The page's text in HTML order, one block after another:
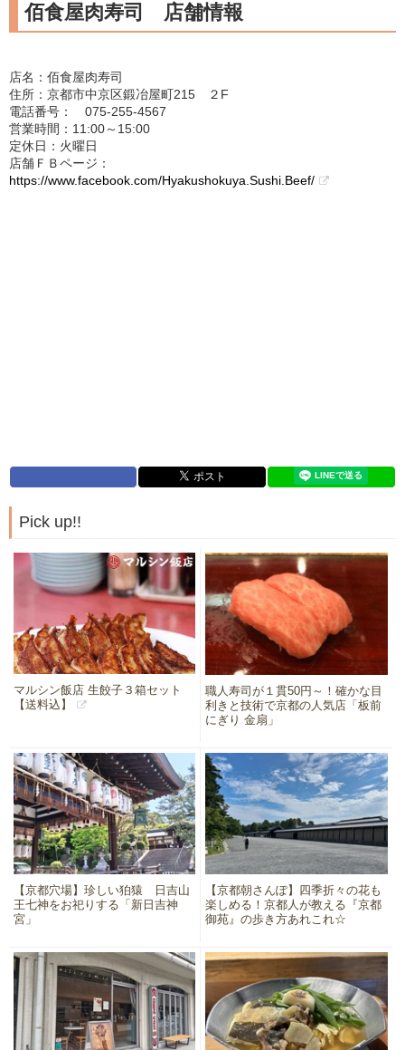
佰食屋肉寿司 店舗情報
店名：佰食屋肉寿司
住所：京都市中京区鍛冶屋町215 ２F
電話番号： 075-255-4567
営業時間：11:00～15:00
定休日：火曜日
店舗ＦＢページ：
https://www.facebook.com/Hyakushokuya.Sushi.Beef/
Pick up!!
マルシン飯店 生餃子３箱セット
【送料込】
職人寿司が１貫50円～！確かな目
利きと技術で京都の人気店「板前
にぎり 金扇」
【京都穴場】珍しい狛猿 日吉山
王七神をお祀りする「新日吉神
宮」
【京都朝さんぽ】四季折々の花も
楽しめる！京都人が教える『京都
御苑』の歩き方あれこれ☆